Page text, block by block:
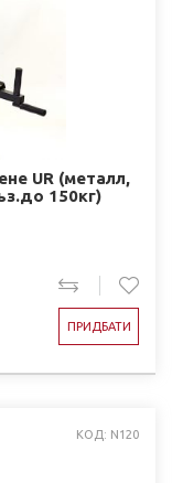
UR (металл,
150кг)
ПРИДБАТИ
КОД: N120